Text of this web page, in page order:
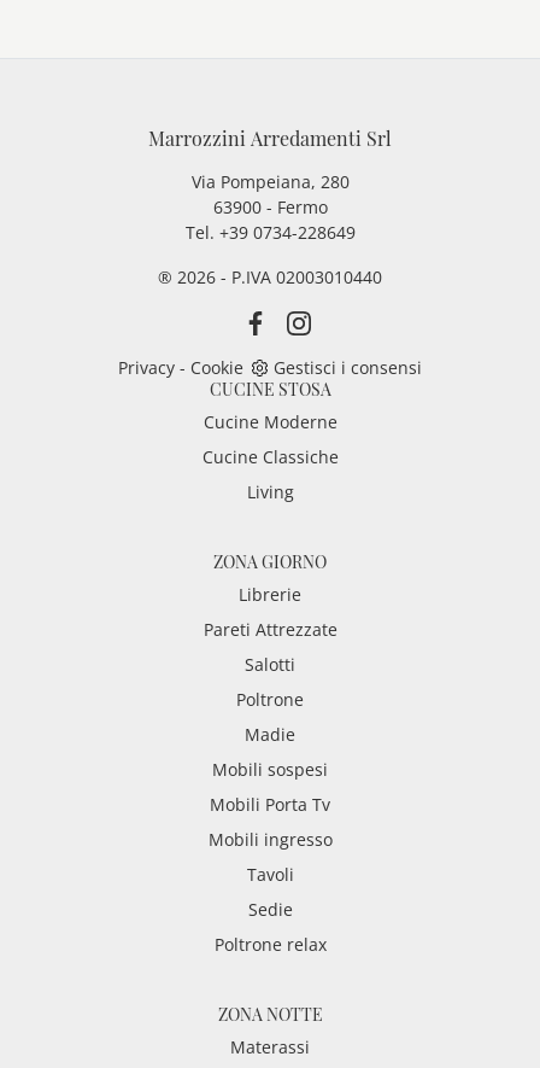
Marrozzini Arredamenti Srl
Via Pompeiana, 280
63900 - Fermo
Tel. +39 0734-228649
® 2026 - P.IVA 02003010440
Privacy - Cookie
Gestisci i consensi
CUCINE STOSA
Cucine Moderne
Cucine Classiche
Living
ZONA GIORNO
Librerie
Pareti Attrezzate
Salotti
Poltrone
Madie
Mobili sospesi
Mobili Porta Tv
Mobili ingresso
Tavoli
Sedie
Poltrone relax
ZONA NOTTE
Materassi